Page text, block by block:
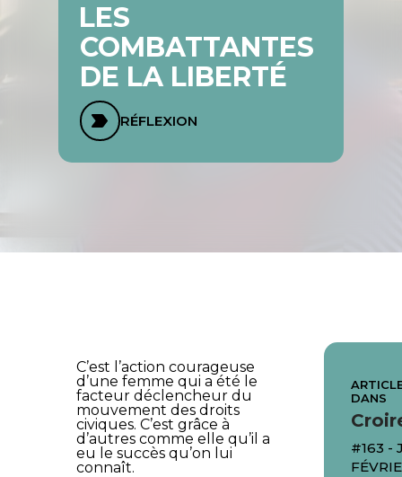
LES
COMBATTANTES
DE LA LIBERTÉ
RÉFLEXION
C’est l’action courageuse
d’une femme qui a été le
facteur déclencheur du
mouvement des droits
civiques. C’est grâce à
d’autres comme elle qu’il a
eu le succès qu’on lui
connaît.
DANS
#163 -